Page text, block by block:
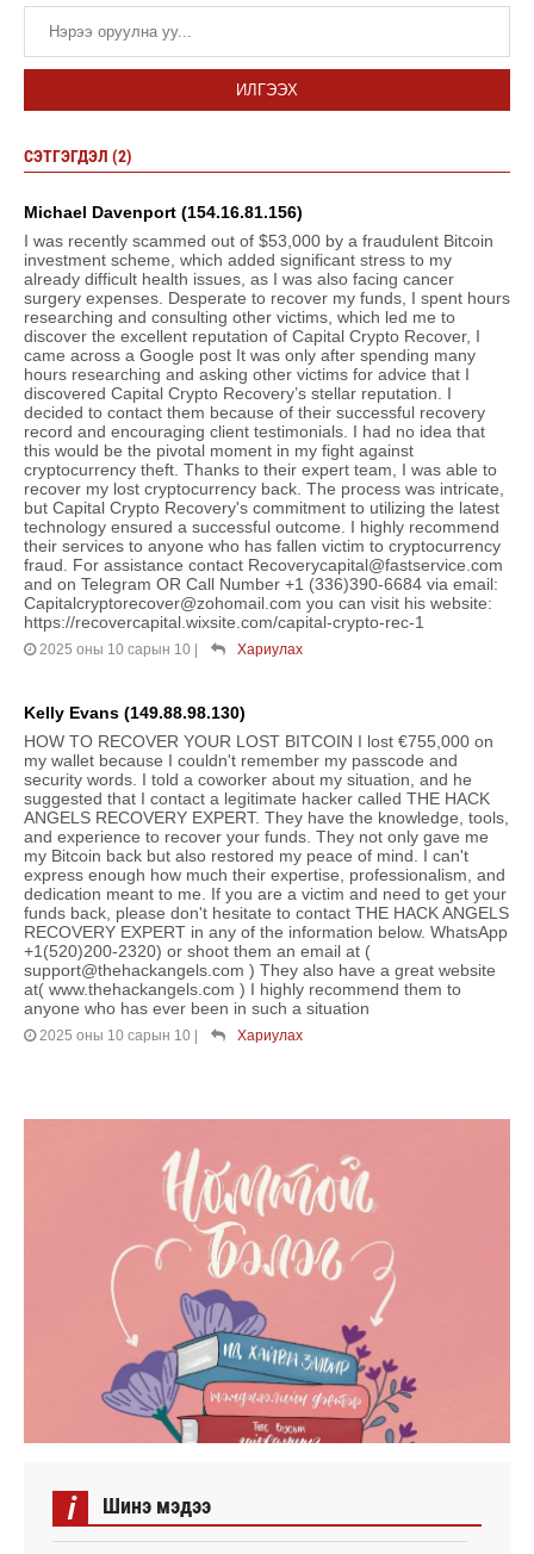
ИЛГЭЭХ
СЭТГЭГДЭЛ (2)
Michael Davenport (154.16.81.156)
I was recently scammed out of $53,000 by a fraudulent Bitcoin
investment scheme, which added significant stress to my
already difficult health issues, as I was also facing cancer
surgery expenses. Desperate to recover my funds, I spent hours
researching and consulting other victims, which led me to
discover the excellent reputation of Capital Crypto Recover, I
came across a Google post It was only after spending many
hours researching and asking other victims for advice that I
discovered Capital Crypto Recovery’s stellar reputation. I
decided to contact them because of their successful recovery
record and encouraging client testimonials. I had no idea that
this would be the pivotal moment in my fight against
cryptocurrency theft. Thanks to their expert team, I was able to
recover my lost cryptocurrency back. The process was intricate,
but Capital Crypto Recovery's commitment to utilizing the latest
technology ensured a successful outcome. I highly recommend
their services to anyone who has fallen victim to cryptocurrency
fraud. For assistance contact Recoverycapital@fastservice.com
and on Telegram OR Call Number +1 (336)390-6684 via email:
Capitalcryptorecover@zohomail.com you can visit his website:
https://recovercapital.wixsite.com/capital-crypto-rec-1
2025 оны 10 сарын 10 | Хариулах
Kelly Evans (149.88.98.130)
HOW TO RECOVER YOUR LOST BITCOIN I lost €755,000 on
my wallet because I couldn't remember my passcode and
security words. I told a coworker about my situation, and he
suggested that I contact a legitimate hacker called THE HACK
ANGELS RECOVERY EXPERT. They have the knowledge, tools,
and experience to recover your funds. They not only gave me
my Bitcoin back but also restored my peace of mind. I can't
express enough how much their expertise, professionalism, and
dedication meant to me. If you are a victim and need to get your
funds back, please don't hesitate to contact THE HACK ANGELS
RECOVERY EXPERT in any of the information below. WhatsApp
+1(520)200-2320) or shoot them an email at (
support@thehackangels.com ) They also have a great website
at( www.thehackangels.com ) I highly recommend them to
anyone who has ever been in such a situation
2025 оны 10 сарын 10 | Хариулах
i Шинэ мэдээ